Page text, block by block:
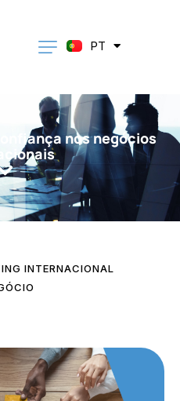
PT
CA
nos negócios
INTERNACIONAL